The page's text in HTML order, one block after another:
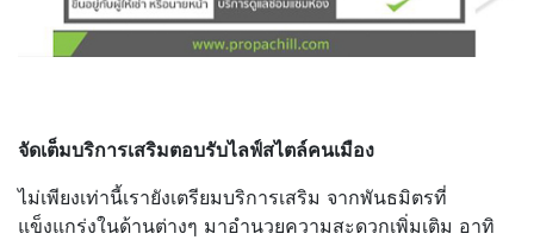
จัดเต็มบริการเสริมตอบรับไลฟ์สไตล์คนเมือง
ไม่เพียงเท่านี้เรายังเตรียมบริการเสริม จากพันธมิตรที่
แข็งแกร่งในด้านต่างๆ มาอำนวยความสะดวกเพิ่มเติม อาทิ